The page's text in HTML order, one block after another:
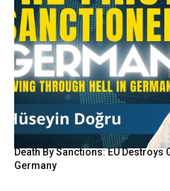
Death By Sanctions: EU
Germany